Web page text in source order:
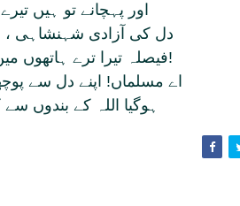
اور پہچانے تو ہيں
دل کی آزادی شہنشاہی
فيصلہ تيرا ترے ہاتھوں ميں ہے ، دل يا شکم!
اے مسلماں! اپنے دل سے
ہوگيا اللہ کے بندوں